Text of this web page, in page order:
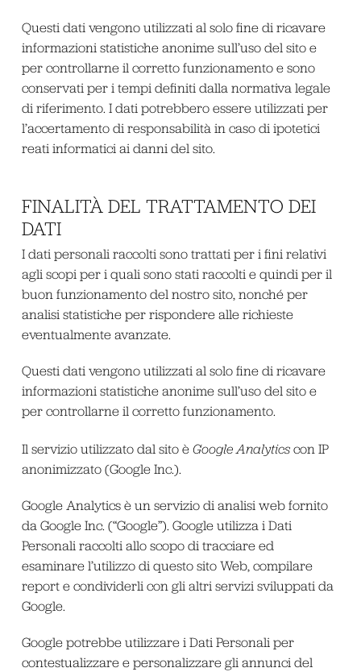
Questi dati vengono utilizzati al solo fine di ricavare
informazioni statistiche anonime sull’uso del sito e
per controllarne il corretto funzionamento e sono
conservati per i tempi definiti dalla normativa legale
di riferimento. I dati potrebbero essere utilizzati per
l’accertamento di responsabilità in caso di ipotetici
reati informatici ai danni del sito.
FINALITÀ DEL TRATTAMENTO DEI
DATI
I dati personali raccolti sono trattati per i fini relativi
agli scopi per i quali sono stati raccolti e quindi per il
buon funzionamento del nostro sito, nonché per
analisi statistiche per rispondere alle richieste
eventualmente avanzate.
Questi dati vengono utilizzati al solo fine di ricavare
informazioni statistiche anonime sull’uso del sito e
per controllarne il corretto funzionamento.
Il servizio utilizzato dal sito è Google Analyticscon IP
anonimizzato (Google Inc.).
Google Analytics è un servizio di analisi web fornito
da Google Inc. (“Google”). Google utilizza i Dati
Personali raccolti allo scopo di tracciare ed
esaminare l’utilizzo di questo sito Web, compilare
report e condividerli con gli altri servizi sviluppati da
Google.
Google potrebbe utilizzare i Dati Personali per
contestualizzare e personalizzare gli annunci del